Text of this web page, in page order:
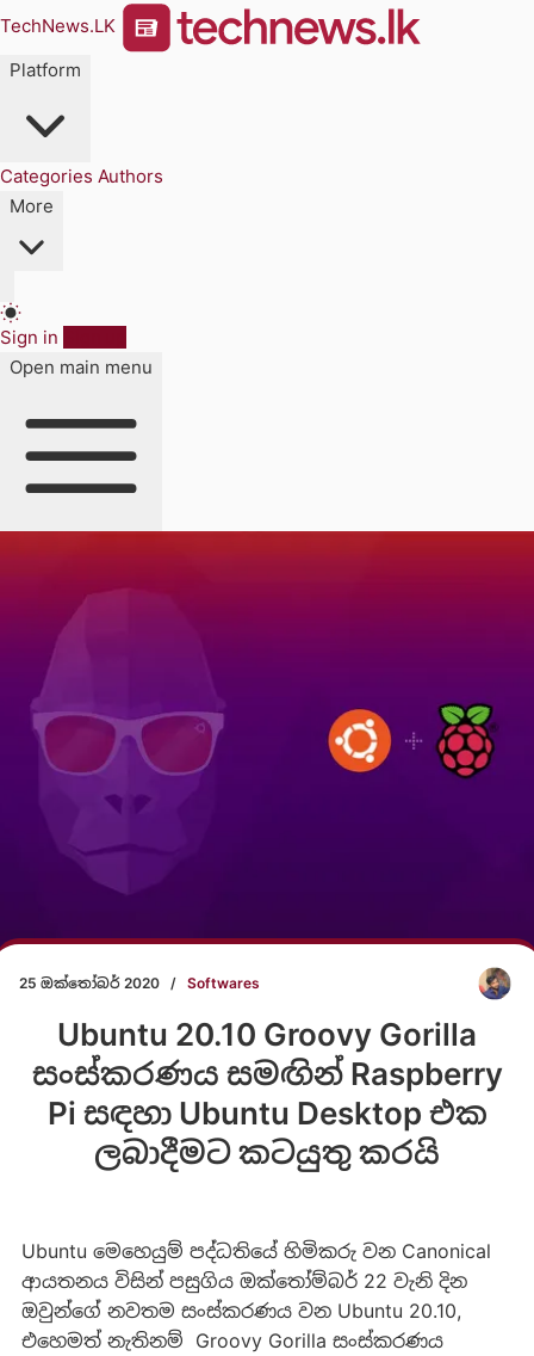
TechNews.LK
Platform
Categories Authors
More
Sign in
Open main menu
25 ඔක්තෝබර් 2020 / Softwares
Ubuntu 20.10 Groovy Gorilla
සංස්කරණය සමඟින් Raspberry
Pi සඳහා Ubuntu Desktop එක
ලබාදීමට කටයුතු කරයි
Ubuntu මෙහෙයුම් පද්ධතියේ හිමිකරු වන Canonical
ආයතනය විසින් පසුගිය ඔක්තෝම්බර් 22 වැනි දින
ඔවුන්ගේ නවතම සංස්කරණය වන Ubuntu 20.10,
එහෙමත් නැතිනම් Groovy Gorilla සංස්කරණය